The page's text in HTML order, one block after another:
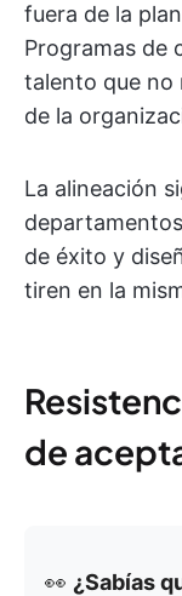
fuera de la
Programas de
talento que no
de la
La alineación
de éxito y
tiren en la
de
👀 ¿Sabías